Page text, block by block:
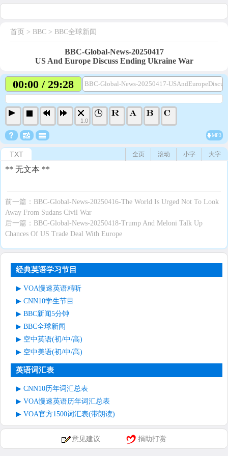
首页 > BBC > BBC全球新闻
BBC-Global-News-20250417
US And Europe Discuss Ending Ukraine War
00:00 / 29:28 BBC-Global-News-20250417-
1.0
MP3
TXT 大字
小字
滚动
全页
** 无文本 **
前一篇： BBC-Global-News-20250416-The World Is Urged Not To Look
Away From Sudans Civil War
后一篇： BBC-Global-News-20250418-Trump And Meloni Talk Up
Chances Of US Trade Deal With Europe
经典英语学习节目
VOA慢速英语精听
CNN10学生节目
BBC新闻5分钟
BBC全球新闻
空中英语(初/中/高)
空中美语(初/中/高)
英语词汇表
CNN10历年词汇总表
VOA慢速英语历年词汇总表
VOA官方1500词汇表(带朗读)
意见建议 捐助打赏